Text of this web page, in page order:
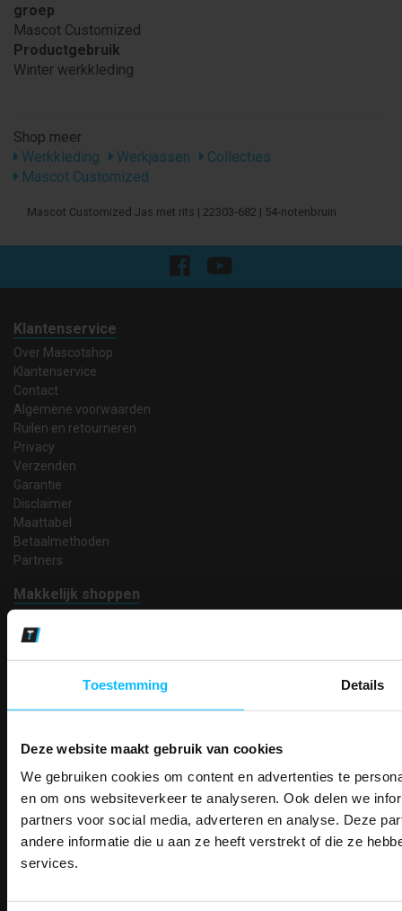
Toestemming Details
Deze website maakt gebruik van cookies
We gebruiken cookies om content en advertenties te
en om ons websiteverkeer te analyseren. Ook delen we
partners voor social media, adverteren en analyse. Deze
andere informatie die u aan ze heeft verstrekt of die ze
services.
groep
Mascot Customized
Productgebruik
Winter werkkleding
Shop meer
Werkkleding
Werkjassen
Collecties
Mascot Customized
Mascot Customized Jas met rits | 22303-682 | 54-notenbruin
Klantenservice
Over Mascotshop
Klantenservice
Contact
Algemene voorwaarden
Ruilen en retourneren
Privacy
Verzenden
Garantie
Disclaimer
Maattabel
Betaalmethoden
Partners
Makkelijk shoppen
Bedruk- en borduurservice
Betaalwijze
Inschrijven
Contact
TEACO VOF
ONTVANG
KORTING OP
PAK
veiligheidsschoenen